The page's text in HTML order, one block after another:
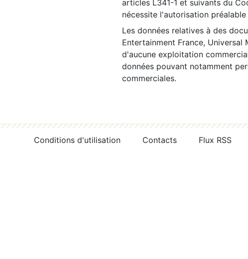
articles L341-1 et suivants du
nécessite l'autorisation préalable
Les données relatives à des
Entertainment France, Universal
d'aucune exploitation
données pouvant notamment
commerciales.
Conditions d'utilisation Contacts Flux RSS